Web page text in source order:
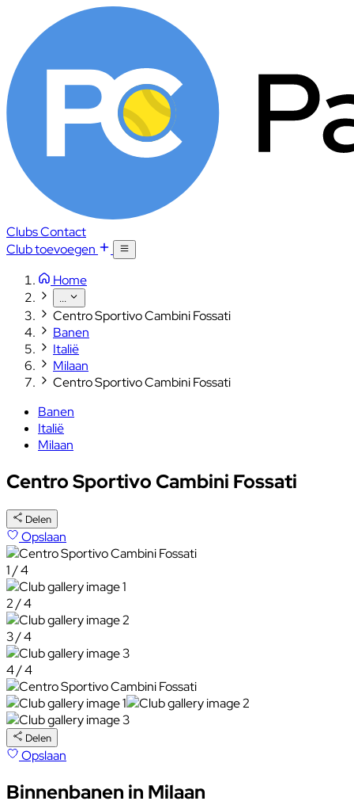
ClubsContact
Club toevoegen
Home
...
Centro Sportivo Cambini Fossati
Banen
Italië
Milaan
Centro Sportivo Cambini Fossati
Banen
Italië
Milaan
Centro Sportivo Cambini Fossati
Delen
Opslaan
1 / 4
2 / 4
3 / 4
4 / 4
Delen
Opslaan
Binnenbanen in Milaan